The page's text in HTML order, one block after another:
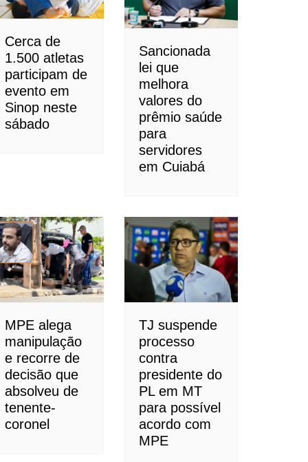
Cerca de
1.500 atletas
participam de
evento em
Sinop neste
sábado
Sancionada
lei que
melhora
valores do
prêmio saúde
para
servidores
em Cuiabá
MPE alega
manipulação
e recorre de
decisão que
absolveu de
tenente-
coronel
TJ suspende
processo
contra
presidente do
PL em MT
para possível
acordo com
MPE